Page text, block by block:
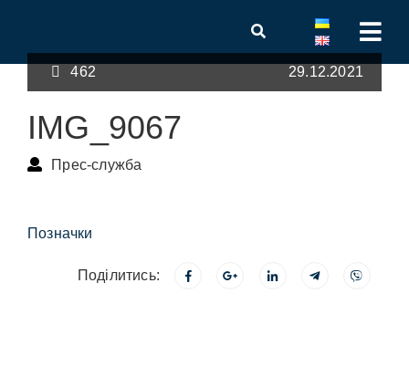
462 29.12.2021
IMG_9067
Прес-служба
Позначки
Поділитись: